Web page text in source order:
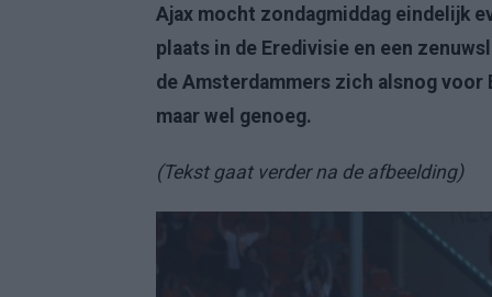
Ajax mocht zondagmiddag eindelijk
plaats in de Eredivisie en een
de Amsterdammers zich alsnog
maar wel genoeg.
(Tekst gaat verder na de afbeelding)